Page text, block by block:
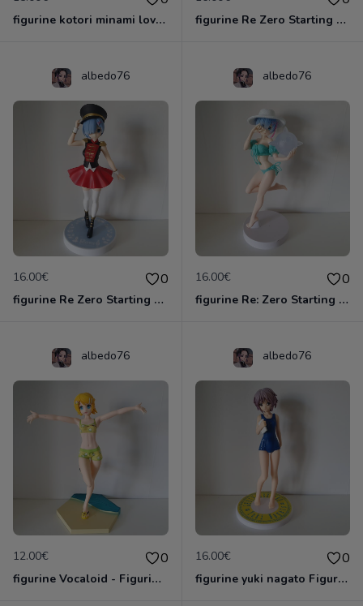
figurine kotori minami love live figurine Re Zero Starting Life In Another World - Figurine Rem Circus Ver. SSS
albedo76
16.00€ 0
figurine Re Zero Starting Life In Another - Figurine Rem Casse-Noisette Super Special
albedo76
16.00€ 0
figurine Re: Zero Starting Life in Another World - Figurine Rem EXQ
albedo76
12.00€ 0
figurine Vocaloid - Figurine Kagamine Rin Miracle Star Resort SPM Figure
albedo76
16.00€ 0
figurine yuki nagato Figurine La Mélancolie de Haruhi Suzumiya SEGA 2007